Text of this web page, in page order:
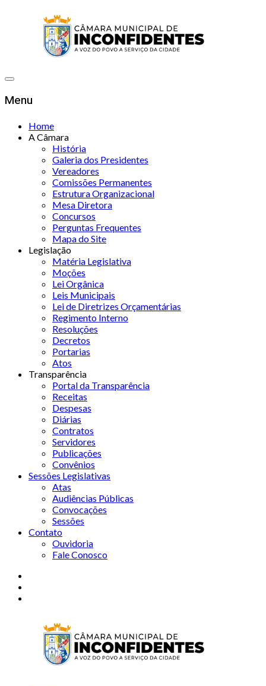
Menu
Home
A Câmara
História
Galeria dos Presidentes
Vereadores
Comissões Permanentes
Estrutura Organizacional
Mesa Diretora
Concursos
Perguntas Frequentes
Mapa do Site
Legislação
Matéria Legislativa
Moções
Lei Orgânica
Leis Municipais
Lei de Diretrizes Orçamentárias
Regimento Interno
Resoluções
Decretos
Portarias
Atos
Transparência
Portal da Transparência
Receitas
Despesas
Diárias
Contratos
Servidores
Publicações
Convênios
Sessões Legislativas
Atas
Audiências Públicas
Convocações
Sessões
Contato
Ouvidoria
Fale Conosco